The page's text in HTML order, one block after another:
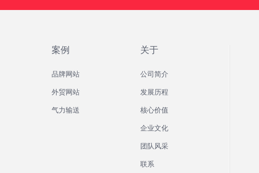
案例
品牌网站
外贸网站
气力输送
关于
公司简介
发展历程
核心价值
企业文化
团队风采
联系